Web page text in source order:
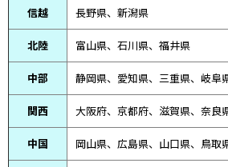
信越 長野県、新潟県
北陸 富山県、 石川県、 福井県
中部 静岡県、 愛知県、 三重県、 岐阜
関西 大阪府、京都府、滋賀県、奈良
中国 岡山県、広島県、山口県、鳥取